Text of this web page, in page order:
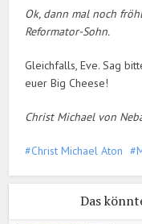
Ok, dann mal noch
Reformator-Sohn.
Gleichfalls, Eve. Sag
euer Big Cheese!
Christ Michael von
Christ Michael Aton
Das